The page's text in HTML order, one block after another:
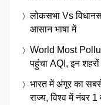
लोकसभा Vs
आसान भाषा में
World Most
पहुंचा AQI, इन
भारत में अंगूर का
राज्य, विश्व में नंबर